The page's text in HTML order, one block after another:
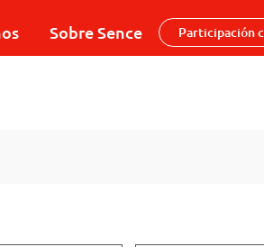
Sobre Sence Participación